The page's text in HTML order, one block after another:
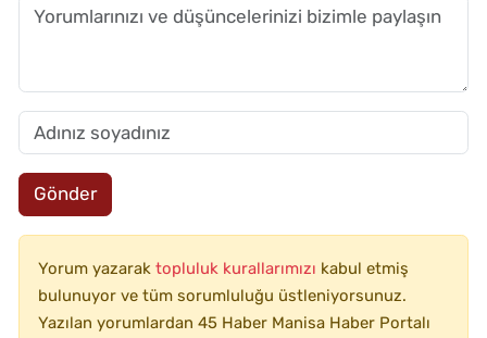
Gönder
Yorum yazarak topluluk kurallarımızı kabul etmiş
bulunuyor ve tüm sorumluluğu üstleniyorsunuz.
Yazılan yorumlardan 45 Haber Manisa Haber Portalı